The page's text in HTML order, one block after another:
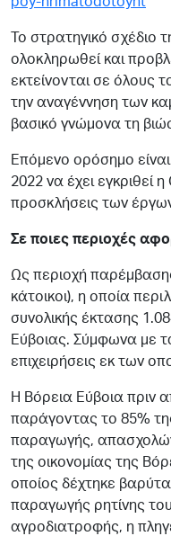
Το στρατηγικό σχέδιο
ολοκληρωθεί και
εκτείνονται σε όλους
την αναγέννηση των
βασικό γνώμονα τη
Επόμενο ορόσημο
2022 να έχει εγκριθεί
προσκλήσεις των
Σε ποιες περιοχές
Ως περιοχή
κάτοικοι), η οποία
συνολικής έκτασης
Εύβοιας. Σύμφωνα με
επιχειρήσεις εκ των
Η Βόρεια Εύβοια πριν
παράγοντας το 85%
παραγωγής,
της οικονομίας της
οποίος δέχτηκε
παραγωγής ρητίνης
αγροδιατροφής, η